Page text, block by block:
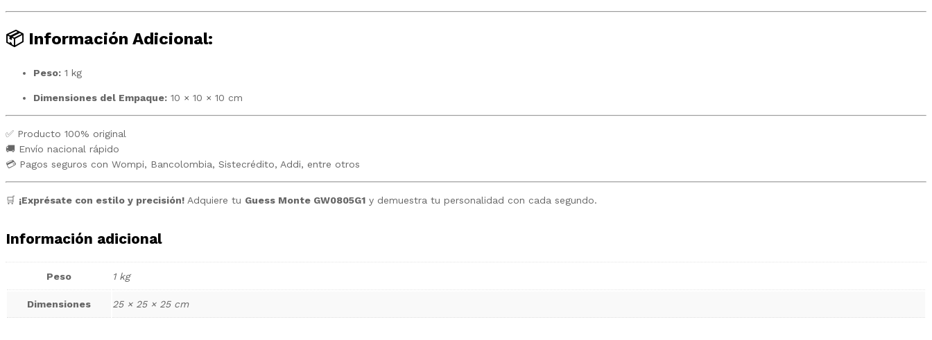
📦 Información Adicional:
Peso: 1 kg
Dimensiones del Empaque: 10 × 10 × 10 cm
✅ Producto 100% original
🚚 Envío nacional rápido
💳 Pagos seguros con Wompi, Bancolombia, Sistecrédito, Addi, entre otros
🛒 ¡Exprésate con estilo y precisión! Adquiere tu Guess Monte GW0805G1 y demuestra tu personalidad con cada segundo.
Información adicional
Peso 1 kg
Dimensiones 25 × 25 × 25 cm